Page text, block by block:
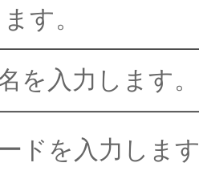
す。
を入力します。
ドを入力しま